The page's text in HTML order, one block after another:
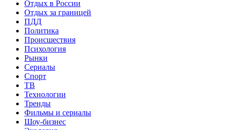
Отдых в России
Отдых за границей
ПДД
Политика
Происшествия
Психология
Рынки
Сериалы
Спорт
ТВ
Технологии
Тренды
Фильмы и сериалы
Шоу-бизнес